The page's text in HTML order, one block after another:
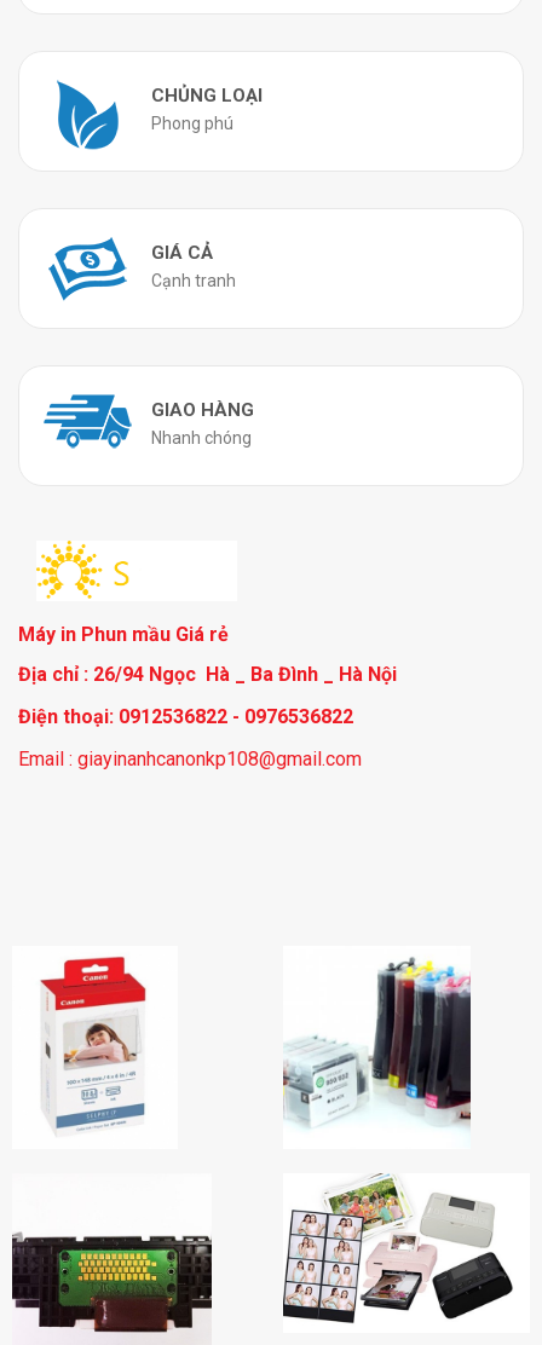
CHỦNG LOẠI
Phong phú
GIÁ CẢ
Cạnh tranh
GIAO HÀNG
Nhanh chóng
Máy in Phun mầu Giá rẻ
Địa chỉ : 26/94 Ngọc Hà _ Ba Đình _ Hà Nội
Điện thoại: 0912536822 - 0976536822
Email : giayinanhcanonkp108@gmail.com